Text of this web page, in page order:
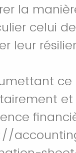
la
celui
leur